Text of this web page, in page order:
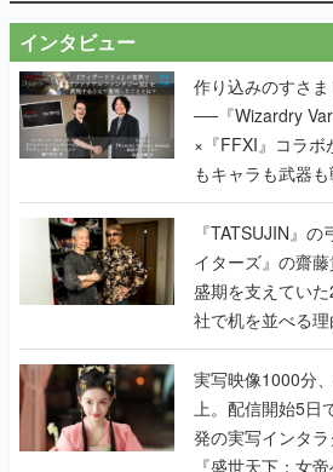
インタビュー
作り込みのすさ
──『Wizardry
×『FFXI』コラボ
もキャラも武器
で作り込まれた
く
『TATSUJIN』
イターズ』の齋
盛期を支えてい
社で机を並べる
『TATSUJIN
んだレジェンド2
実写映像1000分
上。配信開始5日
発の実写インタ
『盛世天下：女